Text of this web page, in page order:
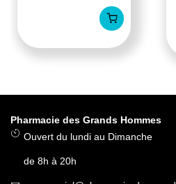
Pharmacie des Grands Hommes
Ouvert du lundi au Dimanche
de 8h à 20h